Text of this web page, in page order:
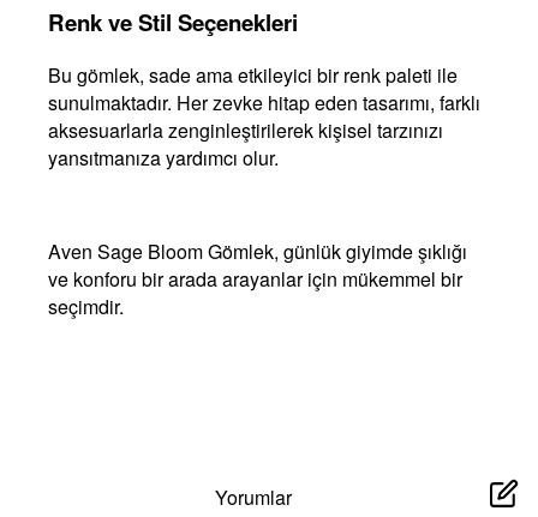
Renk ve Stil Seçenekleri
Bu gömlek, sade ama etkileyici bir renk paleti ile
sunulmaktadır. Her zevke hitap eden tasarımı, farklı
aksesuarlarla zenginleştirilerek kişisel tarzınızı
yansıtmanıza yardımcı olur.
Aven Sage Bloom Gömlek, günlük giyimde şıklığı
ve konforu bir arada arayanlar için mükemmel bir
seçimdir.
Yorumlar